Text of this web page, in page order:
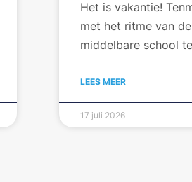
Het is vakantie!
met het ritme van
middelbare school te
LEES MEER
17 juli 2026